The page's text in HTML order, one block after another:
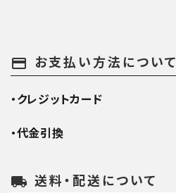
payment お支払い方法について
・クレジットカード
・代金引換
local_shipping 送料・配送について